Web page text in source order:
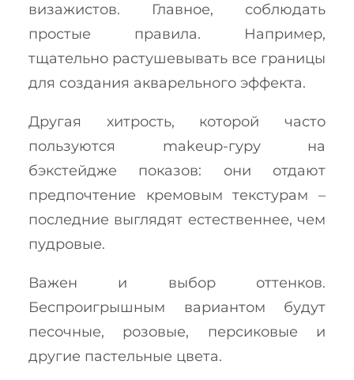
визажистов. Главное, соблюдать
простые правила. Например,
тщательно растушевывать все границы
для создания акварельного эффекта.
Другая хитрость, которой часто
пользуются makeup-гуру на
бэкстейдже показов: они отдают
предпочтение кремовым текстурам –
последние выглядят естественнее, чем
пудровые.
Важен и выбор оттенков.
Беспроигрышным вариантом будут
песочные, розовые, персиковые и
другие пастельные цвета.